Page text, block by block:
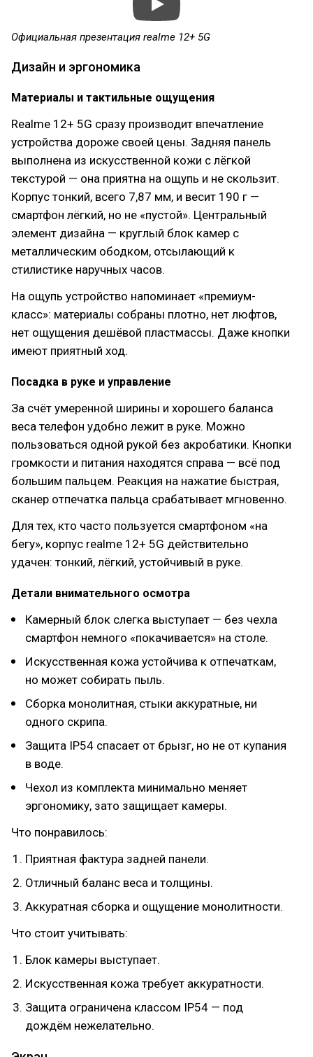
Официальная презентация realme 12+ 5G
Дизайн и эргономика
Материалы и тактильные ощущения
Realme 12+ 5G сразу производит впечатление
устройства дороже своей цены. Задняя панель
выполнена из искусственной кожи с лёгкой
текстурой — она приятна на ощупь и не скользит.
Корпус тонкий, всего 7,87 мм, и весит 190 г —
смартфон лёгкий, но не «пустой». Центральный
элемент дизайна — круглый блок камер с
металлическим ободком, отсылающий к
стилистике наручных часов.
На ощупь устройство напоминает «премиум-
класс»: материалы собраны плотно, нет люфтов,
нет ощущения дешёвой пластмассы. Даже кнопки
имеют приятный ход.
Посадка в руке и управление
За счёт умеренной ширины и хорошего баланса
веса телефон удобно лежит в руке. Можно
пользоваться одной рукой без акробатики. Кнопки
громкости и питания находятся справа — всё под
большим пальцем. Реакция на нажатие быстрая,
сканер отпечатка пальца срабатывает мгновенно.
Для тех, кто часто пользуется смартфоном «на
бегу», корпус realme 12+ 5G действительно
удачен: тонкий, лёгкий, устойчивый в руке.
Детали внимательного осмотра
Камерный блок слегка выступает — без чехла
смартфон немного «покачивается» на столе.
Искусственная кожа устойчива к отпечаткам,
но может собирать пыль.
Сборка монолитная, стыки аккуратные, ни
одного скрипа.
Защита IP54 спасает от брызг, но не от купания
в воде.
Чехол из комплекта минимально меняет
эргономику, зато защищает камеры.
Что понравилось:
Приятная фактура задней панели.
Отличный баланс веса и толщины.
Аккуратная сборка и ощущение монолитности.
Что стоит учитывать:
Блок камеры выступает.
Искусственная кожа требует аккуратности.
Защита ограничена классом IP54 — под
дождём нежелательно.